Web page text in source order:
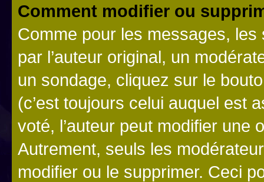
Comment modifier ou
Comme pour les messages,
par l’auteur original, un
un sondage, cliquez sur le
(c’est toujours celui auquel est
voté, l’auteur peut modifier une
Autrement, seuls les
modifier ou le supprimer. Ceci